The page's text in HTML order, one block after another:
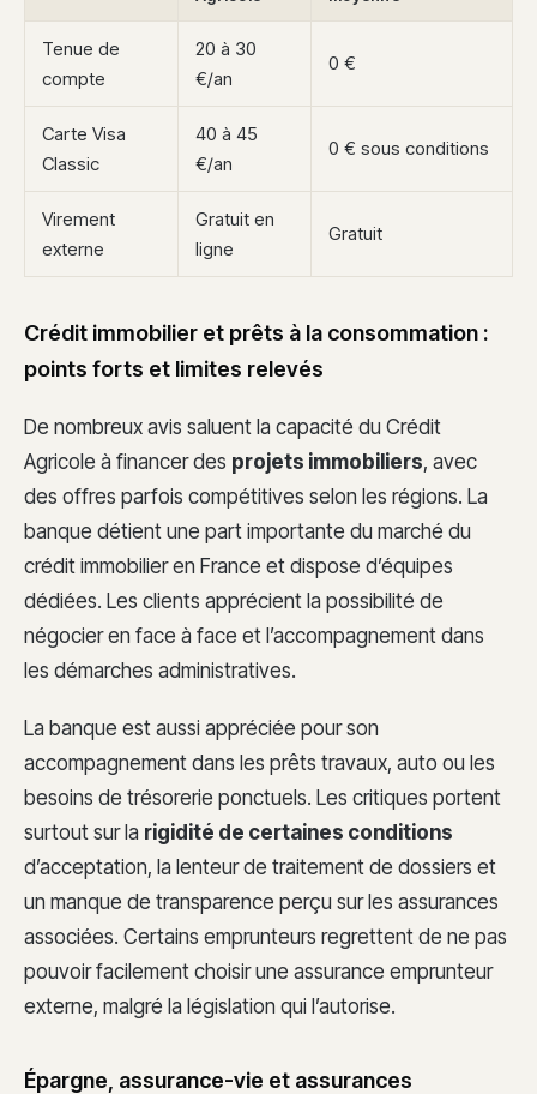
Tenue de
compte
20 à 30
€/an
0 €
Carte Visa
Classic
40 à 45
€/an
0 € sous conditions
Virement
externe
Gratuit en
ligne
Gratuit
Crédit immobilier et prêts à la consommation :
points forts et limites relevés
De nombreux avis saluent la capacité du Crédit
Agricole à financer des projets immobiliers, avec
des offres parfois compétitives selon les régions. La
banque détient une part importante du marché du
crédit immobilier en France et dispose d’équipes
dédiées. Les clients apprécient la possibilité de
négocier en face à face et l’accompagnement dans
les démarches administratives.
La banque est aussi appréciée pour son
accompagnement dans les prêts travaux, auto ou les
besoins de trésorerie ponctuels. Les critiques portent
surtout sur la rigidité de certaines conditions
d’acceptation, la lenteur de traitement de dossiers et
un manque de transparence perçu sur les assurances
associées. Certains emprunteurs regrettent de ne pas
pouvoir facilement choisir une assurance emprunteur
externe, malgré la législation qui l’autorise.
Épargne, assurance-vie et assurances